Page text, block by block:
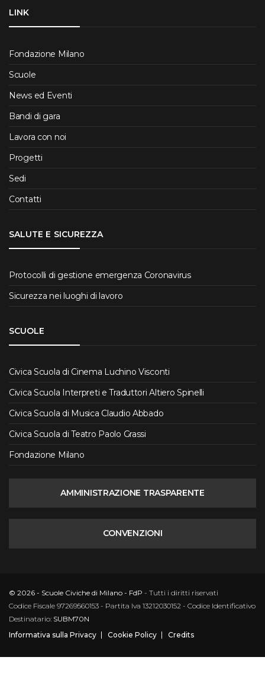
LINK
Fondazione Milano
Scuole
News ed Eventi
Bandi di gara
Lavora con noi
Progetti
Sedi
Contatti
SALUTE E SICUREZZA
Protocolli di gestione emergenza Coronavirus
Sicurezza nei luoghi di lavoro
SCUOLE
Civica Scuola di Cinema Luchino Visconti
Civica Scuola Interpreti e Traduttori Altiero Spinelli
Civica Scuola di Musica Claudio Abbado
Civica Scuola di Teatro Paolo Grassi
Fondazione Milano
AMMINISTRAZIONE TRASPARENTE
CONVENZIONI
© 2026 - Scuole Civiche di Milano - FdP - Tutti i diritti riservati
Codice Fiscale 97269560153 - Partita Iva 13212030152 - Codice Identificativo
Destinatario: SUBM70N
Informativa sulla Privacy
Cookie Policy Credits